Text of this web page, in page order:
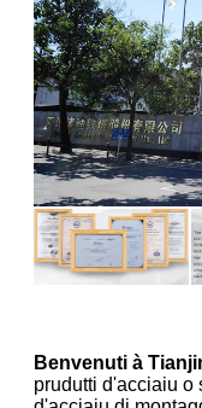
Benvenuti à
prudutti d'acciaiu o